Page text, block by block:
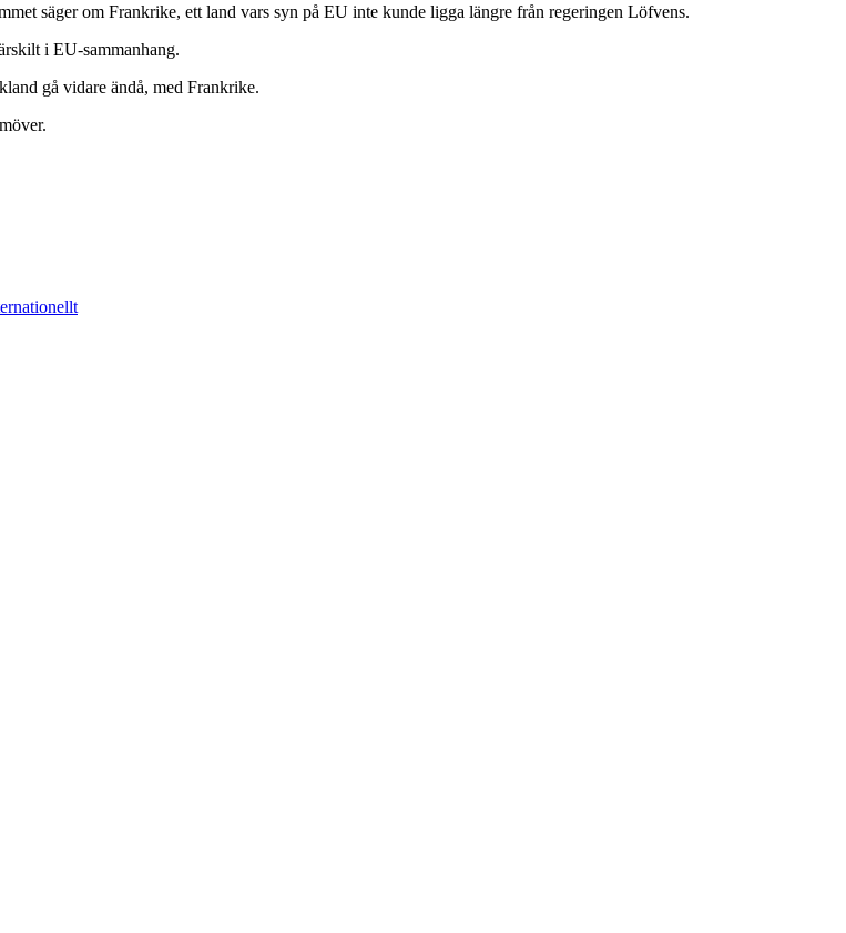
säger om Frankrike, ett land vars syn på EU inte kunde ligga längre från regeringen Löfvens.
i EU-sammanhang.
gå vidare ändå, med Frankrike.